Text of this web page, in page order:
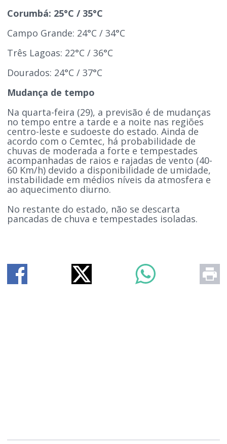
Corumbá: 25°C / 35°C
Campo Grande: 24°C / 34°C
Três Lagoas: 22°C / 36°C
Dourados: 24°C / 37°C
Mudança de tempo
Na quarta-feira (29), a previsão é de mudanças
no tempo entre a tarde e a noite nas regiões
centro-leste e sudoeste do estado. Ainda de
acordo com o Cemtec, há probabilidade de
chuvas de moderada a forte e tempestades
acompanhadas de raios e rajadas de vento (40-
60 Km/h) devido a disponibilidade de umidade,
instabilidade em médios níveis da atmosfera e
ao aquecimento diurno.
No restante do estado, não se descarta
pancadas de chuva e tempestades isoladas.